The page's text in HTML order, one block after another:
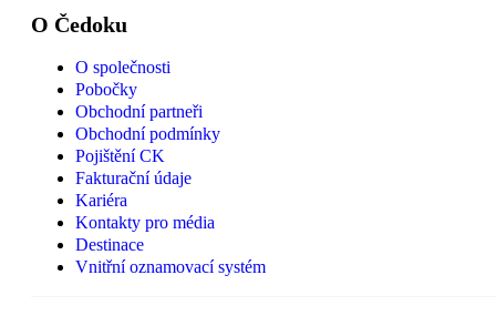
O Čedoku
O společnosti
Pobočky
Obchodní partneři
Obchodní podmínky
Pojištění CK
Fakturační údaje
Kariéra
Kontakty pro média
Destinace
Vnitřní oznamovací systém